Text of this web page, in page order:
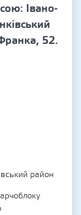
Івано-
52.
район